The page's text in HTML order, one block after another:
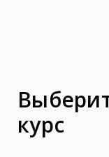
курс